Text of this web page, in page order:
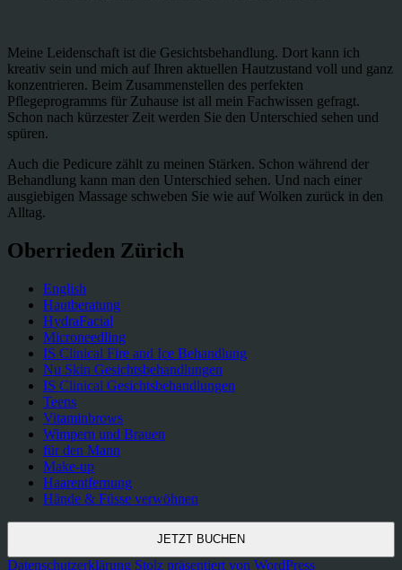
Meine Leidenschaft ist die Gesichtsbehandlung. Dort kann ich
kreativ sein und mich auf Ihren aktuellen Hautzustand voll und ganz
konzentrieren. Beim Zusammenstellen des perfekten
Pflegeprogramms für Zuhause ist all mein Fachwissen gefragt.
Schon nach kürzester Zeit werden Sie den Unterschied sehen und
spüren.
Auch die Pedicure zählt zu meinen Stärken. Schon während der
Behandlung kann man den Unterschied sehen. Und nach einer
ausgiebigen Massage schweben Sie wie auf Wolken zurück in den
Alltag.
Oberrieden Zürich
English
Hautberatung
HydraFacial
Microneedling
IS Clinical Fire and Ice Behandlung
Nu Skin Gesichtsbehandlungen
IS Clinical Gesichtsbehandlungen
Teens
Vitaminbrows
Wimpern und Brauen
für den Mann
Make-up
Haarentfernung
Hände & Füsse verwöhnen
Datenschutzerklärung Stolz präsentiert von WordPress